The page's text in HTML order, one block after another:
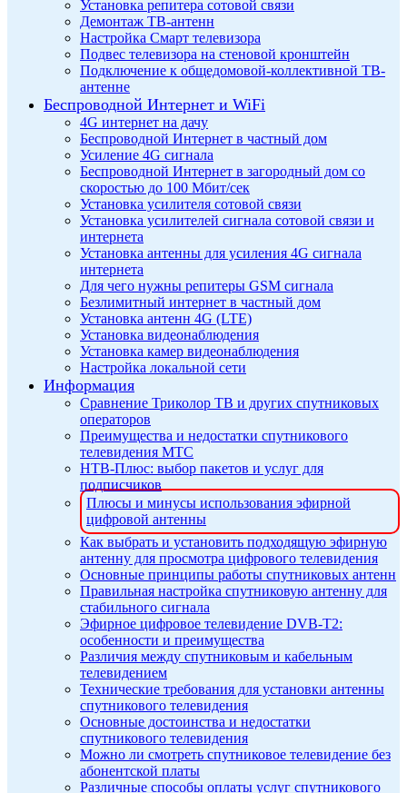
Установка репитера сотовой связи
Демонтаж ТВ-антенн
Настройка Смарт телевизора
Подвес телевизора на стеновой кронштейн
Подключение к общедомовой-коллективной ТВ-
антенне
Беспроводной Интернет и WiFi
4G интернет на дачу
Беспроводной Интернет в частный дом
Усиление 4G сигнала
Беспроводной Интернет в загородный дом со
скоростью до 100 Мбит/сек
Установка усилителя сотовой связи
Установка усилителей сигнала сотовой связи и
интернета
Установка антенны для усиления 4G сигнала
интернета
Для чего нужны репитеры GSM сигнала
Безлимитный интернет в частный дом
Установка антенн 4G (LTE)
Установка видеонаблюдения
Установка камер видеонаблюдения
Настройка локальной сети
Информация
Сравнение Триколор ТВ и других спутниковых
операторов
Преимущества и недостатки спутникового
телевидения МТС
НТВ-Плюс: выбор пакетов и услуг для
подписчиков
Плюсы и минусы использования эфирной
цифровой антенны
Как выбрать и установить подходящую эфирную
антенну для просмотра цифрового телевидения
Основные принципы работы спутниковых антенн
Правильная настройка спутниковую антенну для
стабильного сигнала
Эфирное цифровое телевидение DVB-T2:
особенности и преимущества
Различия между спутниковым и кабельным
телевидением
Технические требования для установки антенны
спутникового телевидения
Основные достоинства и недостатки
спутникового телевидения
Можно ли смотреть спутниковое телевидение без
абонентской платы
Различные способы оплаты услуг спутникового